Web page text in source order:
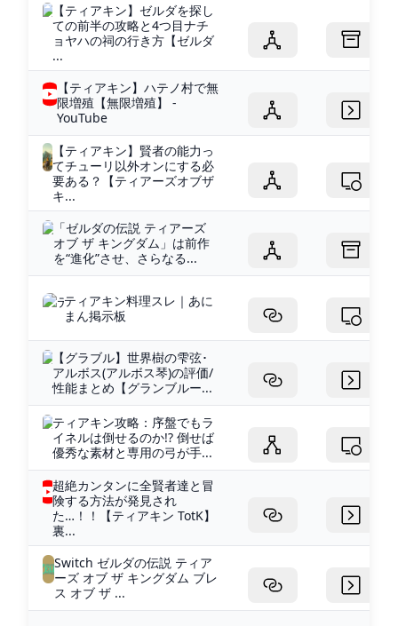
【ティアキン】ゼルダを探し
ての前半の攻略と4つ目ナチ
ョヤハの祠の行き方【ゼルダ
...
【ティアキン】ハテノ村で無
限増殖【無限増殖】 -
YouTube
【ティアキン】賢者の能力っ
てチューリ以外オンにする必
要ある？【ティアーズオブザ
キ...
「ゼルダの伝説 ティアーズ
オブ ザ キングダム」は前作
を“進化”させ、さらなる...
ティアキン料理スレ｜あに
まん掲示板
【グラブル】世界樹の雫弦･
アルボス(アルボス琴)の評価/
性能まとめ【グランブルー...
ティアキン攻略：序盤でもラ
イネルは倒せるのか!? 倒せば
優秀な素材と専用の弓が手...
超絶カンタンに全賢者達と冒
険する方法が発見され
た…！！【ティアキン TotK】
裏...
Switch ゼルダの伝説 ティア
ーズ オブ ザ キングダム ブレ
ス オブ ザ ...